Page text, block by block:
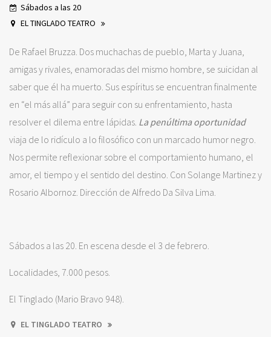
Sábados a las 20
EL TINGLADO TEATRO
De Rafael Bruzza. Dos muchachas de pueblo, Marta y Juana,
amigas y rivales, enamoradas del mismo hombre, se suicidan al
saber que él ha muerto. Sus espíritus se encuentran finalmente
en “el más allá” para seguir con su enfrentamiento, hasta
resolver el dilema entre lápidas. La penúltima oportunidad
viaja de lo ridículo a lo filosófico con un marcado humor negro.
Nos permite reflexionar sobre el comportamiento humano, el
amor, el tiempo y el sentido del destino. Con Solange Martinez y
Rosario Albornoz. Dirección de Alfredo Da Silva Lima.
Sábados a las 20. En escena desde el 3 de febrero.
Localidades, 7.000 pesos.
El Tinglado (Mario Bravo 948).
EL TINGLADO TEATRO